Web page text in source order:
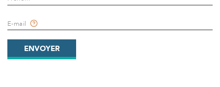
E-mail
ENVOYER
IK Vanves – 92
Kinésithérapie